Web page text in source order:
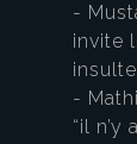
-
invite
-
“il